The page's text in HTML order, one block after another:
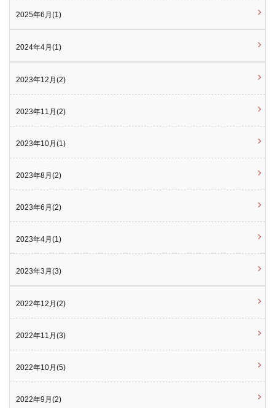
2025年6月(1)
2024年4月(1)
2023年12月(2)
2023年11月(2)
2023年10月(1)
2023年8月(2)
2023年6月(2)
2023年4月(1)
2023年3月(3)
2022年12月(2)
2022年11月(3)
2022年10月(5)
2022年9月(2)